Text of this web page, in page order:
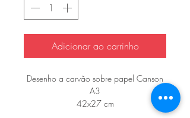
Adicionar ao carrinho
Desenho a carvão sobre papel Canson
A3
42x27 cm